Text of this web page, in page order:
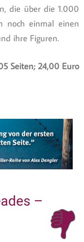
die über die 1.000
noch einmal einen
ihre Figuren.
Seiten; 24,00 Euro
–